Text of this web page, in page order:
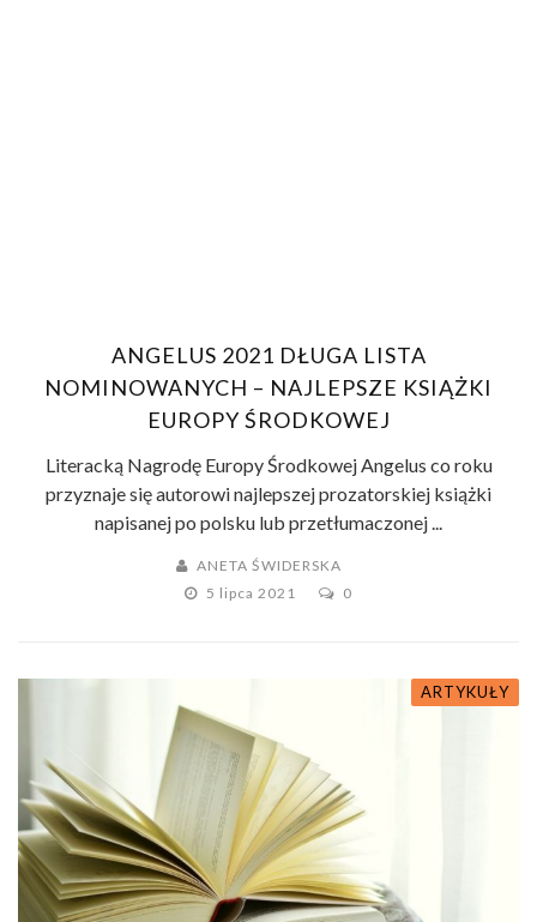
ANGELUS 2021 DŁUGA LISTA
NOMINOWANYCH – NAJLEPSZE KSIĄŻKI
EUROPY ŚRODKOWEJ
Literacką Nagrodę Europy Środkowej Angelus co roku
przyznaje się autorowi najlepszej prozatorskiej książki
napisanej po polsku lub przetłumaczonej ...
ANETA ŚWIDERSKA
5 lipca 2021
0
ARTYKUŁY